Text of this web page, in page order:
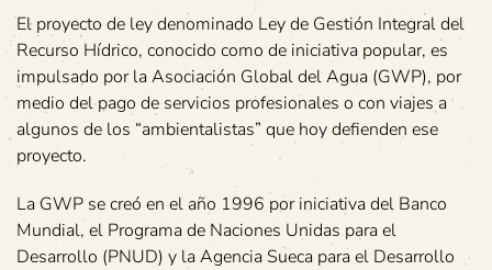
El proyecto de ley denominado Ley de Gestión Integral del
Recurso Hídrico, conocido como de iniciativa popular, es
impulsado por la Asociación Global del Agua (GWP), por
medio del pago de servicios profesionales o con viajes a
algunos de los “ambientalistas” que hoy defienden ese
proyecto.
La GWP se creó en el año 1996 por iniciativa del Banco
Mundial, el Programa de Naciones Unidas para el
Desarrollo (PNUD) y la Agencia Sueca para el Desarrollo